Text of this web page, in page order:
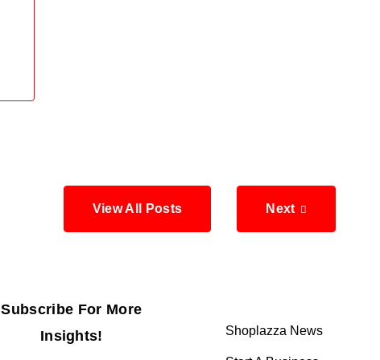
View All Posts Next
Subscribe For More
Insights!
Shoplazza News